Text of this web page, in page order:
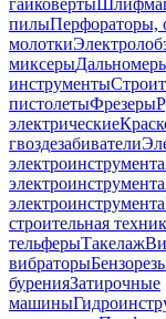
гайковерты
пилыПерфораторы,
молотки
миксеры
инструменты
пистолетыФрезеры
электрические
гвоздезабиватели
электроинструмента
электроинструмента
электроинструмента
строительная
тельферыТакелаж
вибраторы
буренияЗатирочные
машины